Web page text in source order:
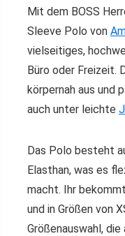
Mit dem BOSS
Sleeve Polo von
vielseitiges,
Büro oder Freizeit.
körpernah aus und
auch unter leichte
Das Polo besteht
Elasthan, was es
macht. Ihr
und in Größen von
Größenauswahl,